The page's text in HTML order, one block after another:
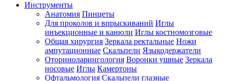
Инструменты
Анатомия Пинцеты
Для проколов и впрыскиваний Иглы
инъекционные и канюли Иглы костномозговые
Общая хирургия Зеркала ректальные Ножи
ампутационные Скальпели Языкодержатели
Оториноларингология Воронки ушные Зеркала
носовые Иглы Камертоны
Офтальмология Скальпели глазные